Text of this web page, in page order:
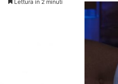
Lettura in 2 minuti